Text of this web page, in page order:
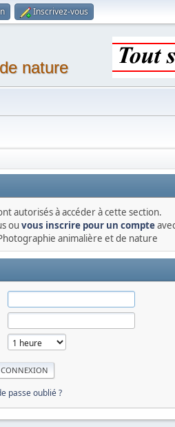
Inscrivez-vous
nature
autorisés à accéder à cette section.
ou vous inscrire pour un compte
animalière et de nature
passe oublié ?